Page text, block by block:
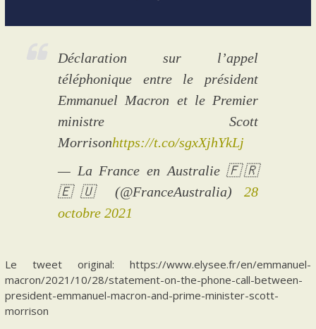
Déclaration sur l’appel
téléphonique entre le président
Emmanuel Macron et le Premier
ministre Scott
Morrisonhttps://t.co/sgxXjhYkLj
— La France en Australie 🇫🇷
🇪🇺 (@FranceAustralia) 28
octobre 2021
Le tweet original: https://www.elysee.fr/en/emmanuel-
macron/2021/10/28/statement-on-the-phone-call-between-
president-emmanuel-macron-and-prime-minister-scott-
morrison